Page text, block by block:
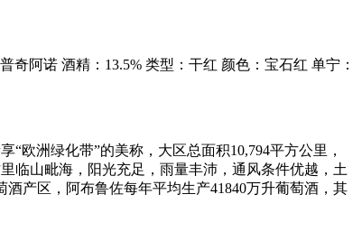
阿诺 酒精：13.5% 类型：干红 颜色：宝石红 单宁：
欧洲绿化带”的美称，大区总面积10,794平方公里，
临山毗海，阳光充足，雨量丰沛，通风条件优越，土
产区，阿布鲁佐每年平均生产41840万升葡萄酒，其